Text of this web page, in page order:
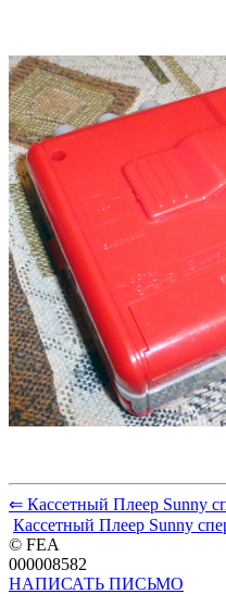
⇐ Кассетный Плеер Sunny
Кассетный Плеер Sunny
© FEA
000008582
НАПИСАТЬ ПИСЬМО